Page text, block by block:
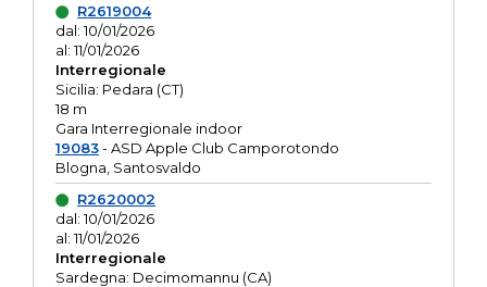
R2619004
dal: 10/01/2026
al: 11/01/2026
Interregionale
Sicilia: Pedara (CT)
18 m
Gara Interregionale indoor
19083- ASD Apple Club Camporotondo
Blogna, Santosvaldo
R2620002
dal: 10/01/2026
al: 11/01/2026
Interregionale
Sardegna: Decimomannu (CA)